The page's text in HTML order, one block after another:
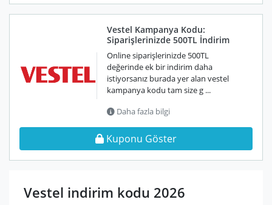
Vestel Kampanya Kodu:
Siparişlerinizde 500TL İndirim
Online siparişlerinizde 500TL
değerinde ek bir indirim daha
istiyorsanız burada yer alan vestel
kampanya kodu tam size g ...
Daha fazla bilgi
Kuponu Göster
Vestel indirim kodu 2026